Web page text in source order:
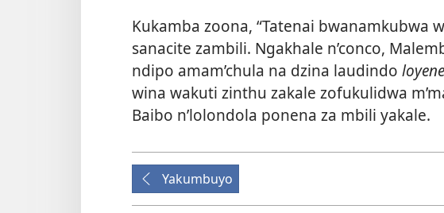
Kukamba zoona, “Tatenai bwanamkubwa
sanacite zambili. Ngakhale n’conco,
ndipo amam’chula na dzina laudindo
wina wakuti zinthu zakale zofukulidwa
Baibo n’lolondola ponena za mbili yakale.
Yakumbuyo